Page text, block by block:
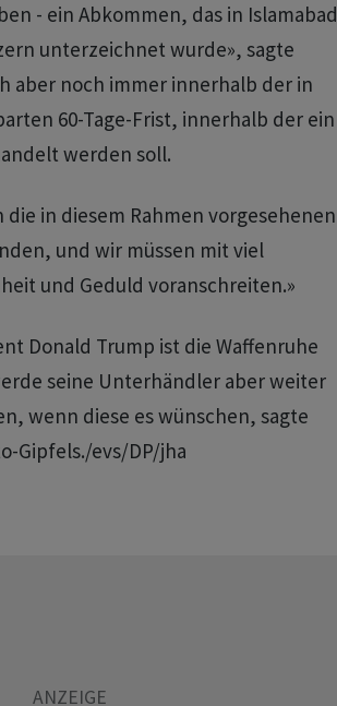
- ein Abkommen, das in Islamabad
unterzeichnet wurde», sagte
aber noch immer innerhalb der in
60-Tage-Frist, innerhalb der ein
werden soll.
die in diesem Rahmen vorgesehenen
und wir müssen mit viel
und Geduld voranschreiten.»
Donald Trump ist die Waffenruhe
seine Unterhändler aber weiter
wenn diese es wünschen, sagte
Gipfels./evs/DP/jha